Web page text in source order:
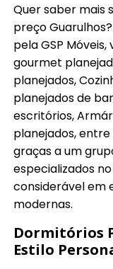
Quer saber mais
preço
pela GSP
gourmet
planejados,
planejados de
escritórios,
planejados,
graças a um
especializados
considerável em
modernas.
Dormitórios
Estilo